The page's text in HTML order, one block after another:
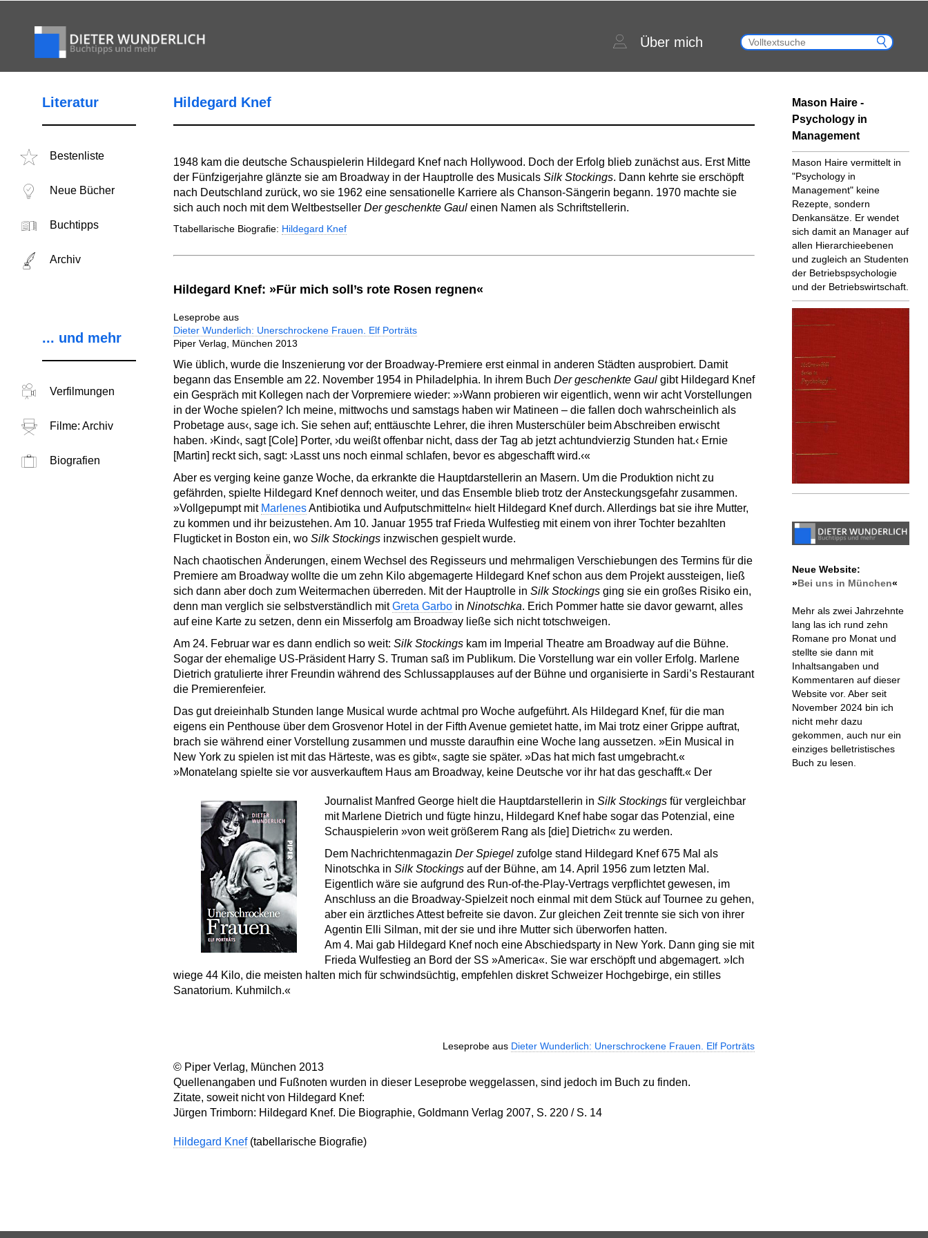
Über mich
Literatur
Bestenliste
Neue Bücher
Buchtipps
Archiv
... und mehr
Verfilmungen
Filme: Archiv
Biografien
Hildegard Knef
1948 kam die deutsche Schauspielerin Hildegard Knef nach Hollywood. Doch der Erfolg blieb zunächst aus. Erst Mitte
der Fünfzigerjahre glänzte sie am Broadway in der Hauptrolle des Musicals Silk Stockings. Dann kehrte sie erschöpft
nach Deutschland zurück, wo sie 1962 eine sensationelle Karriere als Chanson-Sängerin begann. 1970 machte sie
sich auch noch mit dem Weltbestseller Der geschenkte Gauleinen Namen als Schriftstellerin.
Ttabellarische Biografie: Hildegard Knef
Hildegard Knef: »Für mich soll’s rote Rosen regnen«
Leseprobe aus
Dieter Wunderlich: Unerschrockene Frauen. Elf Porträts
Piper Verlag, München 2013
Wie üblich, wurde die Inszenierung vor der Broadway-Premiere erst einmal in anderen Städten ausprobiert. Damit
begann das Ensemble am 22. November 1954 in Philadelphia. In ihrem Buch Der geschenkte Gaulgibt Hildegard Knef
ein Gespräch mit Kollegen nach der Vorpremiere wieder: »›Wann probieren wir eigentlich, wenn wir acht Vorstellungen
in der Woche spielen? Ich meine, mittwochs und samstags haben wir Matineen – die fallen doch wahrscheinlich als
Probetage aus‹, sage ich. Sie sehen auf; enttäuschte Lehrer, die ihren Musterschüler beim Abschreiben erwischt
haben. ›Kind‹, sagt [Cole] Porter, ›du weißt offenbar nicht, dass der Tag ab jetzt achtundvierzig Stunden hat.‹ Ernie
[Martin] reckt sich, sagt: ›Lasst uns noch einmal schlafen, bevor es abgeschafft wird.‹«
Aber es verging keine ganze Woche, da erkrankte die Hauptdarstellerin an Masern. Um die Produktion nicht zu
gefährden, spielte Hildegard Knef dennoch weiter, und das Ensemble blieb trotz der Ansteckungsgefahr zusammen.
»Vollgepumpt mit MarlenesAntibiotika und Aufputschmitteln« hielt Hildegard Knef durch. Allerdings bat sie ihre Mutter,
zu kommen und ihr beizustehen. Am 10. Januar 1955 traf Frieda Wulfestieg mit einem von ihrer Tochter bezahlten
Flugticket in Boston ein, wo Silk Stockingsinzwischen gespielt wurde.
Nach chaotischen Änderungen, einem Wechsel des Regisseurs und mehrmaligen Verschiebungen des Termins für die
Premiere am Broadway wollte die um zehn Kilo abgemagerte Hildegard Knef schon aus dem Projekt aussteigen, ließ
sich dann aber doch zum Weitermachen überreden. Mit der Hauptrolle in Silk Stockingsging sie ein großes Risiko ein,
denn man verglich sie selbstverständlich mitGreta Garboin Ninotschka. Erich Pommer hatte sie davor gewarnt, alles
auf eine Karte zu setzen, denn ein Misserfolg am Broadway ließe sich nicht totschweigen.
Am 24. Februar war es dann endlich so weit: Silk Stockingskam im Imperial Theatre am Broadway auf die Bühne.
Sogar der ehemalige US-Präsident Harry S. Truman saß im Publikum. Die Vorstellung war ein voller Erfolg. Marlene
Dietrich gratulierte ihrer Freundin während des Schlussapplauses auf der Bühne und organisierte in Sardi’s Restaurant
die Premierenfeier.
Das gut dreieinhalb Stunden lange Musical wurde achtmal pro Woche aufgeführt. Als Hildegard Knef, für die man
eigens ein Penthouse über dem Grosvenor Hotel in der Fifth Avenue gemietet hatte, im Mai trotz einer Grippe auftrat,
brach sie während einer Vorstellung zusammen und musste daraufhin eine Woche lang aussetzen. »Ein Musical in
New York zu spielen ist mit das Härteste, was es gibt«, sagte sie später. »Das hat mich fast umgebracht.«
»Monatelang spielte sie vor ausverkauftem Haus am Broadway, keine Deutsche vor ihr hat das geschafft.« Der
Journalist Manfred George hielt die Hauptdarstellerin in Silk Stockingsfür vergleichbar
mit Marlene Dietrich und fügte hinzu, Hildegard Knef habe sogar das Potenzial, eine
Schauspielerin »von weit größerem Rang als [die] Dietrich« zu werden.
Dem Nachrichtenmagazin Der Spiegelzufolge stand Hildegard Knef 675 Mal als
Ninotschka in Silk Stockingsauf der Bühne, am 14. April 1956 zum letzten Mal.
Eigentlich wäre sie aufgrund des Run-of-the-Play-Vertrags verpflichtet gewesen, im
Anschluss an die Broadway-Spielzeit noch einmal mit dem Stück auf Tournee zu gehen,
aber ein ärztliches Attest befreite sie davon. Zur gleichen Zeit trennte sie sich von ihrer
Agentin Elli Silman, mit der sie und ihre Mutter sich überworfen hatten.
Am 4. Mai gab Hildegard Knef noch eine Abschiedsparty in New York. Dann ging sie mit
Frieda Wulfestieg an Bord der SS »America«. Sie war erschöpft und abgemagert. »Ich
wiege 44 Kilo, die meisten halten mich für schwindsüchtig, empfehlen diskret Schweizer Hochgebirge, ein stilles
Sanatorium. Kuhmilch.«
Leseprobe aus Dieter Wunderlich: Unerschrockene Frauen. Elf Porträts
© Piper Verlag, München 2013
Quellenangaben und Fußnoten wurden in dieser Leseprobe weggelassen, sind jedoch im Buch zu finden.
Zitate, soweit nicht von Hildegard Knef:
Jürgen Trimborn: Hildegard Knef. Die Biographie, Goldmann Verlag 2007, S. 220 / S. 14
Hildegard Knef(tabellarische Biografie)
Mason Haire -
Psychology in
Management
Mason Haire vermittelt in
"Psychology in
Management" keine
Rezepte, sondern
Denkansätze. Er wendet
sich damit an Manager auf
allen Hierarchieebenen
und zugleich an Studenten
der Betriebspsychologie
und der Betriebswirtschaft.
Neue Website:
»Bei uns in München«
Mehr als zwei Jahrzehnte
lang las ich rund zehn
Romane pro Monat und
stellte sie dann mit
Inhaltsangaben und
Kommentaren auf dieser
Website vor. Aber seit
November 2024 bin ich
nicht mehr dazu
gekommen, auch nur ein
einziges belletristisches
Buch zu lesen.